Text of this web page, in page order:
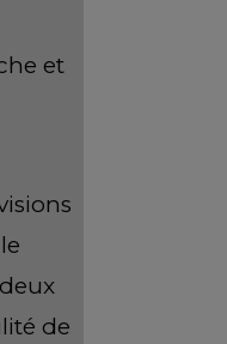
et
de